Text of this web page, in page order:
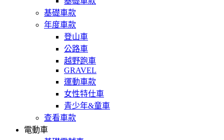
基礎車款
年度車款
登山車
公路車
越野跑車
GRAVEL
運動車款
女性特仕車
青少年&童車
查看車款
電動車